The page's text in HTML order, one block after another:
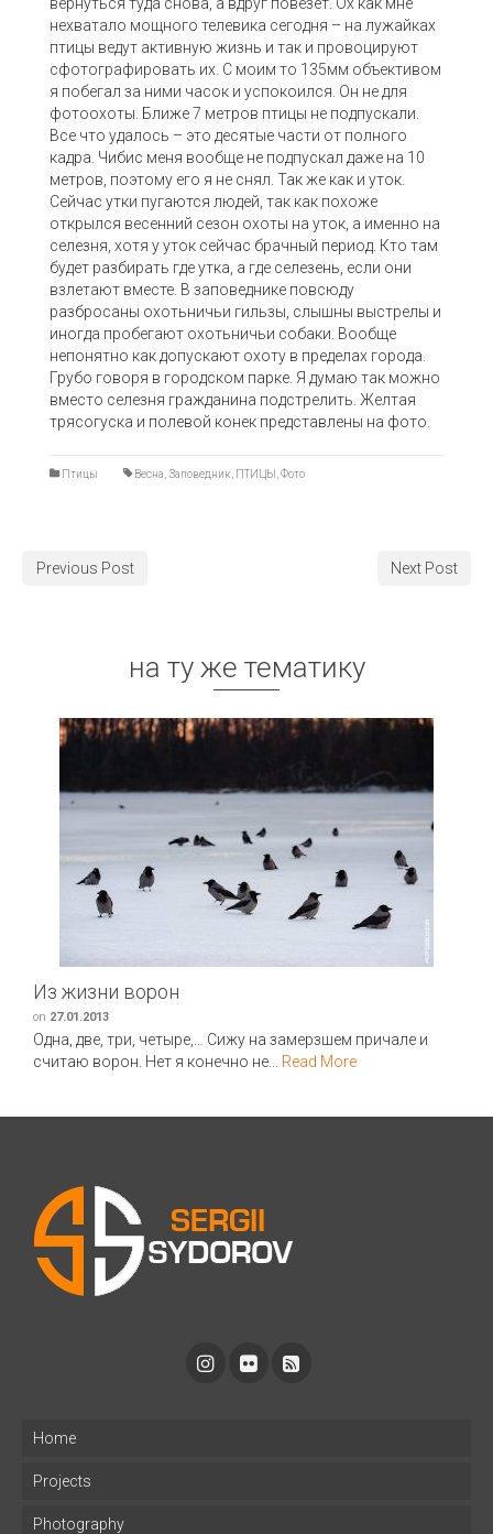
нехватало мощного телевика сегодня – на лужайках
птицы ведут активную жизнь и так и провоцируют
сфотографировать их. С моим то 135мм объективом
я побегал за ними часок и успокоился. Он не для
фотоохоты. Ближе 7 метров птицы не подпускали.
Все что удалось – это десятые части от полного
кадра. Чибис меня вообще не подпускал даже на 10
метров, поэтому его я не снял. Так же как и уток.
Сейчас утки пугаются людей, так как похоже
открылся весенний сезон охоты на уток, а именно на
селезня, хотя у уток сейчас брачный период. Кто там
будет разбирать где утка, а где селезень, если они
взлетают вместе. В заповеднике повсюду
разбросаны охотьничьи гильзы, слышны выстрелы и
иногда пробегают охотьничьи собаки. Вообще
непонятно как допускают охоту в пределах города.
Грубо говоря в городском парке. Я думаю так можно
вместо селезня гражданина подстрелить. Желтая
трясогуска и полевой конек представлены на фото.
Птицы Весна Заповедник ПТИЦЫ Фото
Previous Post Next Post
на ту же тематику
Из жизни ворон
on 27.01.2013
Одна, две, три, четыре,… Сижу на замерзшем причале и
считаю ворон. Нет я конечно не... Read More
Home
Projects
Photography